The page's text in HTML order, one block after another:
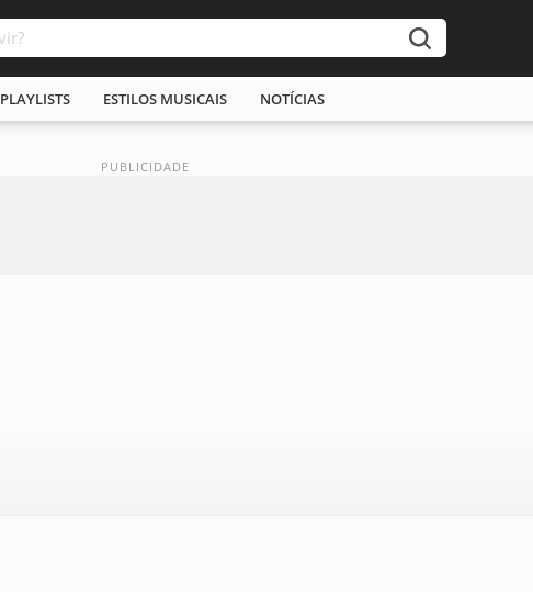
PLAYLISTS ESTILOS MUSICAIS NOTÍCIAS